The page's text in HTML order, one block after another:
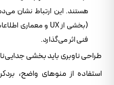
هستند. این ارتباط نشان
(بخشی از UX و معماری اطلاعات) مستقیماً بر
فنی اثر می‌گذارد.